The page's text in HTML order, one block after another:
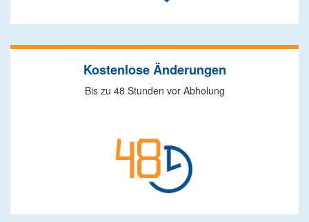
Kostenlose Änderungen
Bis zu 48 Stunden vor Abholung